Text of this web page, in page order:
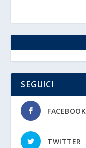
SEGUICI
FACEBOOK
TWITTER